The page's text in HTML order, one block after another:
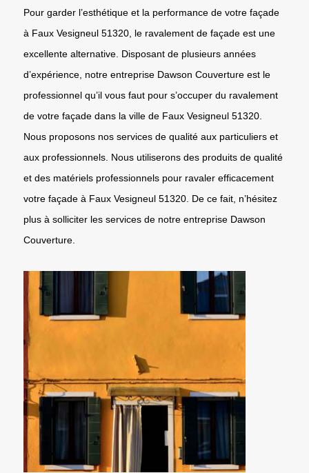
Pour garder l’esthétique et la performance de votre façade
à Faux Vesigneul 51320, le ravalement de façade est une
excellente alternative. Disposant de plusieurs années
d’expérience, notre entreprise Dawson Couverture est le
professionnel qu’il vous faut pour s’occuper du ravalement
de votre façade dans la ville de Faux Vesigneul 51320.
Nous proposons nos services de qualité aux particuliers et
aux professionnels. Nous utiliserons des produits de qualité
et des matériels professionnels pour ravaler efficacement
votre façade à Faux Vesigneul 51320. De ce fait, n’hésitez
plus à solliciter les services de notre entreprise Dawson
Couverture.